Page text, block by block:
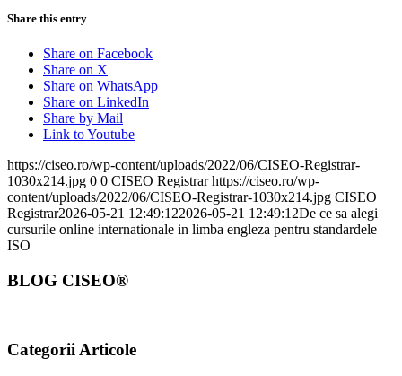
Share this entry
Share on Facebook
Share on X
Share on WhatsApp
Share on LinkedIn
Share by Mail
Link to Youtube
https://ciseo.ro/wp-content/uploads/2022/06/CISEO-Registrar-
1030x214.jpg 0 0 CISEO Registrar https://ciseo.ro/wp-
content/uploads/2022/06/CISEO-Registrar-1030x214.jpg CISEO
Registrar2026-05-21 12:49:122026-05-21 12:49:12De ce sa alegi
cursurile online internationale in limba engleza pentru standardele
ISO
BLOG CISEO®
Categorii Articole